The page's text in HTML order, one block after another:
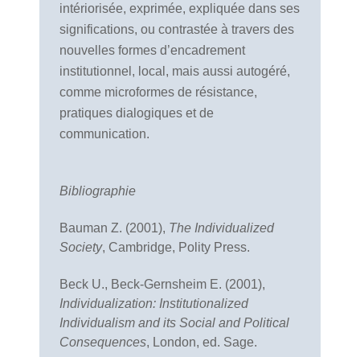
intériorisée, exprimée, expliquée dans ses
significations, ou contrastée à travers des
nouvelles formes d’encadrement
institutionnel, local, mais aussi autogéré,
comme microformes de résistance,
pratiques dialogiques et de
communication.
Bibliographie
Bauman Z. (2001), The Individualized
Society, Cambridge, Polity Press.
Beck U., Beck-Gernsheim E. (2001),
Individualization: Institutionalized
Individualism and its Social and Political
Consequences, London, ed. Sage.